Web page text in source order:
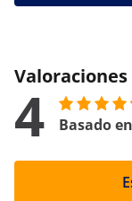
4 Basado